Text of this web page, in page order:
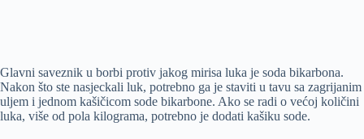
Glavni saveznik u borbi protiv jakog mirisa luka je soda bikarbona.
Nakon što ste nasjeckali luk, potrebno ga je staviti u tavu sa zagrijanim
uljem i jednom kašičicom sode bikarbone. Ako se radi o većoj količini
luka, više od pola kilograma, potrebno je dodati kašiku sode.